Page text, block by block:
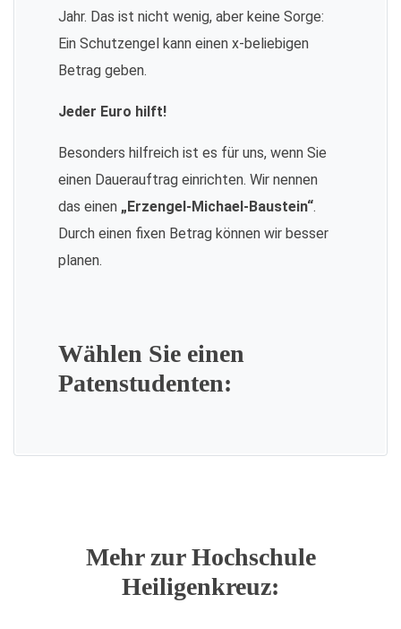
Jahr. Das ist nicht wenig, aber keine Sorge:
Ein Schutzengel kann einen x-beliebigen
Betrag geben.
Jeder Euro hilft!
Besonders hilfreich ist es für uns, wenn Sie
einen Dauerauftrag einrichten. Wir nennen
das einen „Erzengel-Michael-Baustein“.
Durch einen fixen Betrag können wir besser
planen.
Wählen Sie einen
Patenstudenten:
Mehr zur Hochschule
Heiligenkreuz: